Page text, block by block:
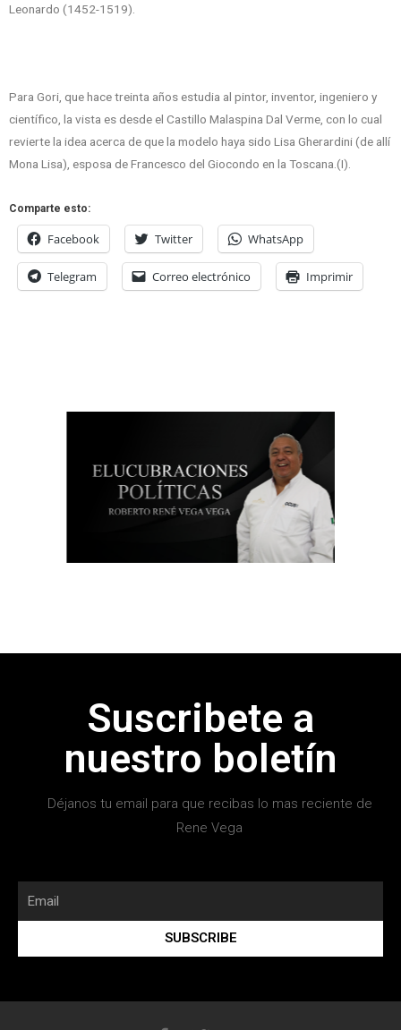
Leonardo (1452-1519).
Para Gori, que hace treinta años estudia al pintor, inventor, ingeniero y
científico, la vista es desde el Castillo Malaspina Dal Verme, con lo cual
revierte la idea acerca de que la modelo haya sido Lisa Gherardini (de allí
Mona Lisa), esposa de Francesco del Giocondo en la Toscana.(I).
Comparte esto:
Facebook Twitter WhatsApp
Telegram Correo electrónico Imprimir
Suscribete a
nuestro boletín
Déjanos tu email para que recibas lo mas reciente de
Rene Vega
SUBSCRIBE